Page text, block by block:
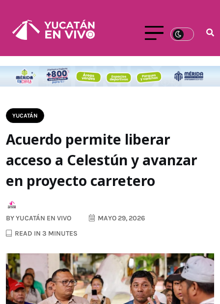
YUCATÁN
Acuerdo permite liberar
acceso a Celestún y avanzar
en proyecto carretero
BYYUCATÁN EN VIVO
MAYO 29, 2026
READ IN 3 MINUTES